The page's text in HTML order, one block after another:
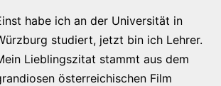
habe ich an der Universität in
studiert, jetzt bin ich Lehrer.
Lieblingszitat stammt aus dem
österreichischen Film